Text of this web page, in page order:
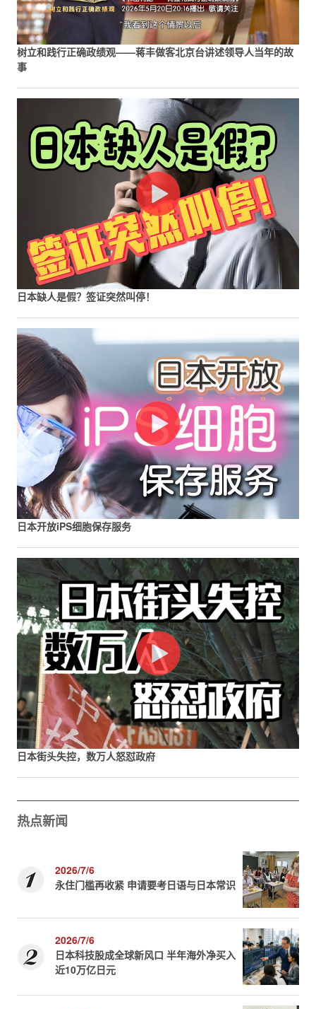
树立和践行正确政绩观——蒋丰做客北京台讲述领导人当年的故
事
日本缺人是假？签证突然叫停！
日本开放iPS细胞保存服务
日本街头失控，数万人怒怼政府
热点新闻
2026/7/6
永住门槛再收紧 申请要考日语与日本常识
2026/7/6
日本科技股成全球新风口 半年海外净买入
近10万亿日元